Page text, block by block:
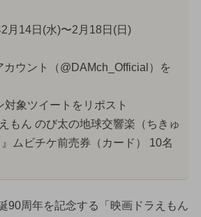
月14日(水)〜2月18日(日)
カウント（@DAMch_Official）を
対象ツイートをリポスト
もん のび太の地球交響楽（ちきゅ
ムビチケ前売券（カード） 10名
90周年を記念する「映画ドラえもん